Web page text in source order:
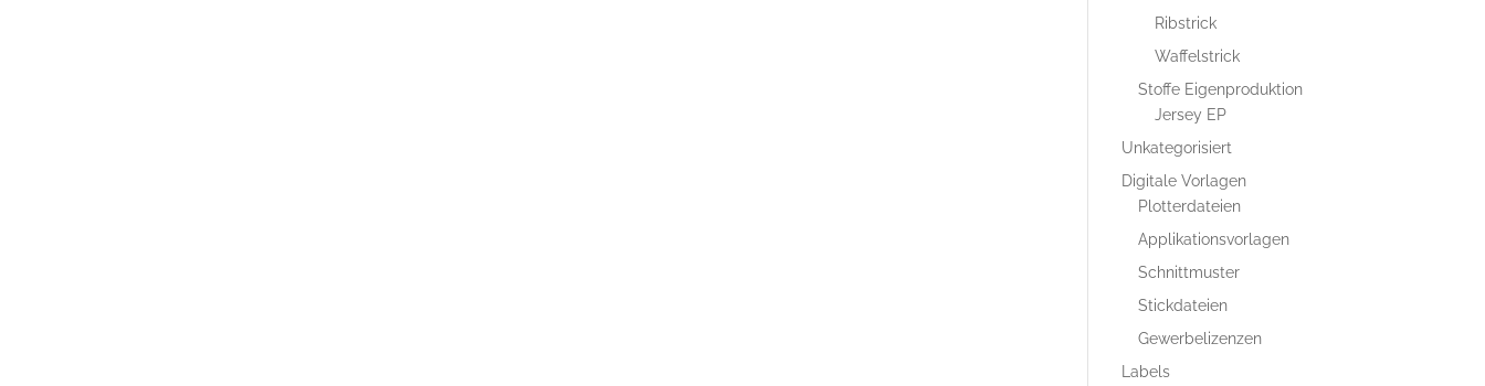
Ribstrick
Waffelstrick
Stoffe Eigenproduktion
Jersey EP
Unkategorisiert
Digitale Vorlagen
Plotterdateien
Applikationsvorlagen
Schnittmuster
Stickdateien
Gewerbelizenzen
Labels